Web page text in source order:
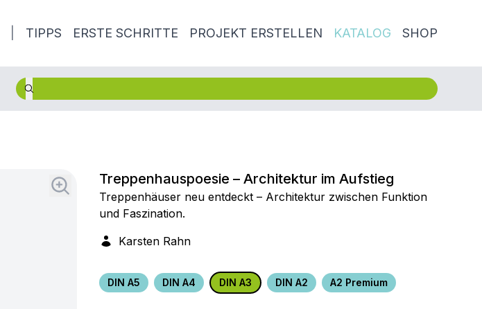
TIPPS ERSTE SCHRITTE PROJEKT ERSTELLEN KATALOG SHOP
Treppenhauspoesie – Architektur im Aufstieg
Treppenhäuser neu entdeckt – Architektur zwischen Funktion
und Faszination.
Karsten Rahn
DIN A5 DIN A4 DIN A3 DIN A2 A2 Premium